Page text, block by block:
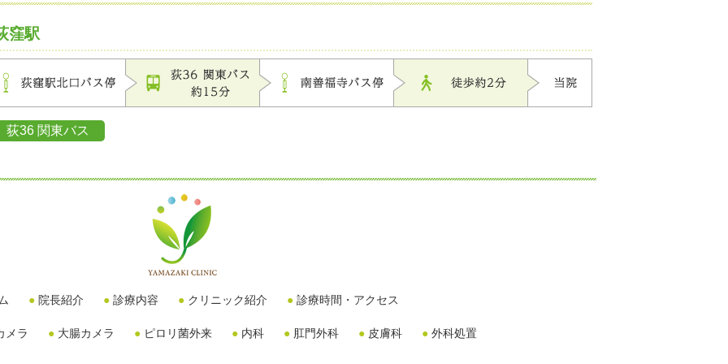
窪駅
荻36 関東バス
院長紹介 診療内容 クリニック紹介 診療時間・アクセス
メラ 大腸カメラ ピロリ菌外来 内科 肛門外科 皮膚科 外科処置